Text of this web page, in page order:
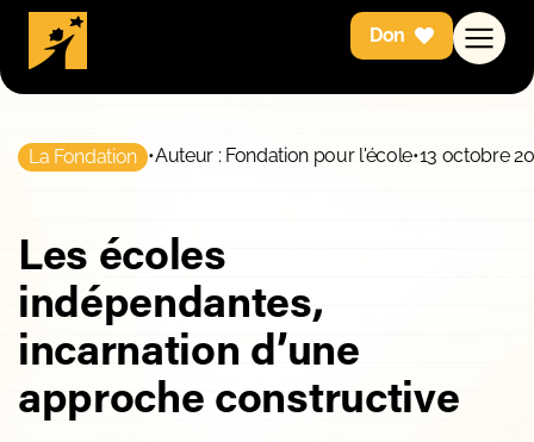
Don
La Fondation •Auteur : Fondation pour l'école•13 octobre
Les écoles
indépendantes,
incarnation d’une
approche constructive